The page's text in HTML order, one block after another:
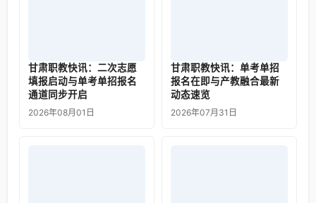
甘肃职教快讯：二次志愿
填报启动与单考单招报名
通道同步开启
2026年08月01日
甘肃职教快讯：单考单招
报名在即与产教融合最新
动态速览
2026年07月31日